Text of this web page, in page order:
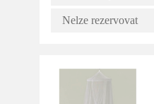
Nelze rezervovat